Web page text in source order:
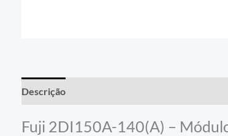
Descrição
Fuji 2DI150A-140(A) –